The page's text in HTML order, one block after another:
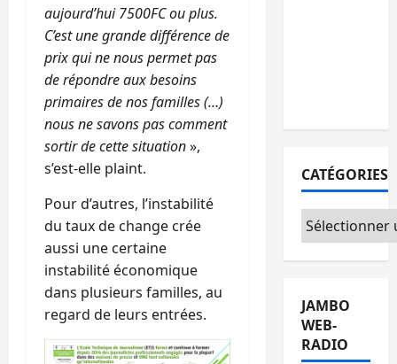
aujourd’hui 7500FC ou plus.
C’est une grande différence de
prix qui ne nous permet pas
de répondre aux besoins
primaires de nos familles (…)
nous ne savons pas comment
sortir de cette situation»,
s’est-elle plaint.
Pour d’autres, l’instabilité
du taux de change crée
aussi une certaine
instabilité économique
dans plusieurs familles, au
regard de leurs entrées.
CATÉGORIES
Catégories
JAMBO
WEB-
RADIO